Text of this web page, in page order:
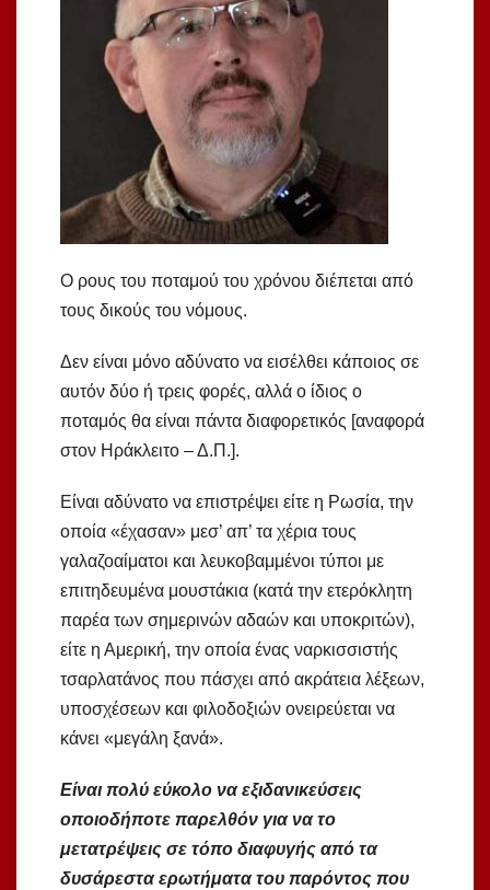
Ο ρους του ποταμού του χρόνου διέπεται από
τους δικούς του νόμους.
Δεν είναι μόνο αδύνατο να εισέλθει κάποιος σε
αυτόν δύο ή τρεις φορές, αλλά ο ίδιος ο
ποταμός θα είναι πάντα διαφορετικός [αναφορά
στον Ηράκλειτο – Δ.Π.].
Είναι αδύνατο να επιστρέψει είτε η Ρωσία, την
οποία «έχασαν» μεσ’ απ’ τα χέρια τους
γαλαζοαίματοι και λευκοβαμμένοι τύποι με
επιτηδευμένα μουστάκια (κατά την ετερόκλητη
παρέα των σημερινών αδαών και υποκριτών),
είτε η Αμερική, την οποία ένας ναρκισσιστής
τσαρλατάνος που πάσχει από ακράτεια λέξεων,
υποσχέσεων και φιλοδοξιών ονειρεύεται να
κάνει «μεγάλη ξανά».
Είναι πολύ εύκολο να εξιδανικεύσεις
οποιοδήποτε παρελθόν για να το
μετατρέψεις σε τόπο διαφυγής από τα
δυσάρεστα ερωτήματα του παρόντος που